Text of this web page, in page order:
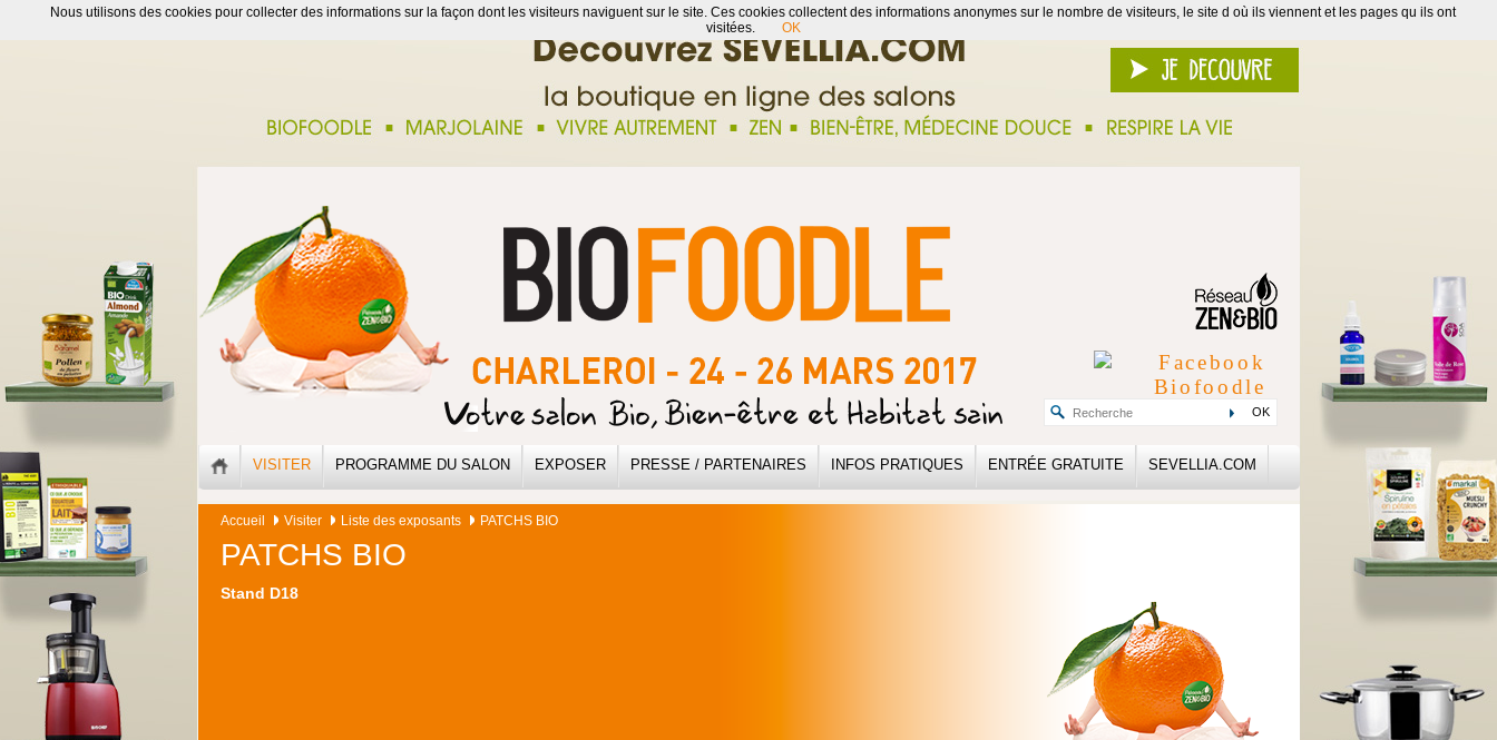
OK
VISITER PROGRAMME DU SALON EXPOSER PRESSE / PARTENAIRES INFOS PRATIQUES ENTRÉE GRATUITE SEVELLIA.COM
Accueil Visiter Liste des exposants PATCHS BIO
PATCHS BIO
Stand D18
Nous utilisons des cookies pour collecter des informations sur la façon dont les visiteurs naviguent sur le site. Ces cookies collectent des informations anonymes sur le nombre de visiteurs, le site d où ils viennent et les pages qu ils ont
visitées.
OK